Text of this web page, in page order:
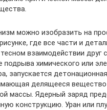
можно изобразить на
где все части и
взаимодействии друг
подрыва химического или
запускается
делящееся
массы. Ядерный заряд
конструкцию. Уран или